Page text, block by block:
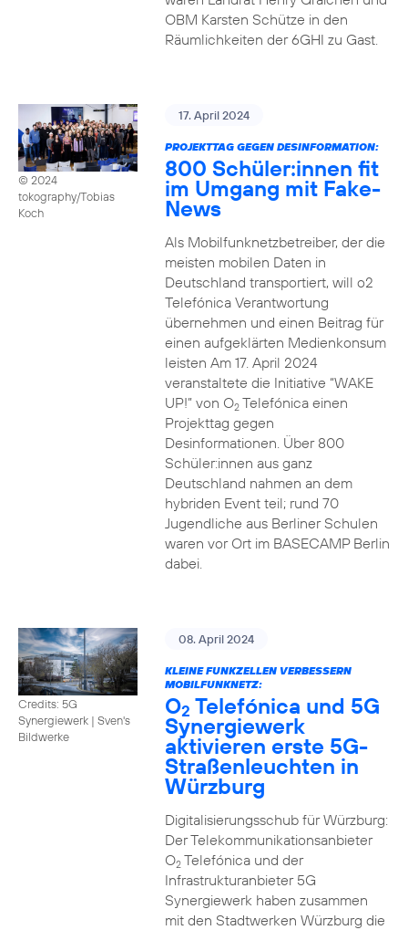
OBM Karsten Schütze in den
Räumlichkeiten der 6GHI zu Gast.
© 2024
tokography/Tobias
Koch
17. April 2024
PROJEKTTAG GEGEN DESINFORMATION:
800 Schüler:innen fit
im Umgang mit Fake-
News
Als Mobilfunknetzbetreiber, der die
meisten mobilen Daten in
Deutschland transportiert, will o2
Telefónica Verantwortung
übernehmen und einen Beitrag für
einen aufgeklärten Medienkonsum
leisten Am 17. April 2024
veranstaltete die Initiative “WAKE
UP!” von O2Telefónica einen
Projekttag gegen
Desinformationen. Über 800
Schüler:innen aus ganz
Deutschland nahmen an dem
hybriden Event teil; rund 70
Jugendliche aus Berliner Schulen
waren vor Ort im BASECAMP Berlin
dabei.
Credits: 5G
Synergiewerk | Sven's
Bildwerke
08. April 2024
KLEINE FUNKZELLEN VERBESSERN
MOBILFUNKNETZ:
O2 Telefónica und 5G
Synergiewerk
aktivieren erste 5G-
Straßenleuchten in
Würzburg
Digitalisierungsschub für Würzburg:
Der Telekommunikationsanbieter
O2Telefónica und der
Infrastrukturanbieter 5G
Synergiewerk haben zusammen
mit den Stadtwerken Würzburg die